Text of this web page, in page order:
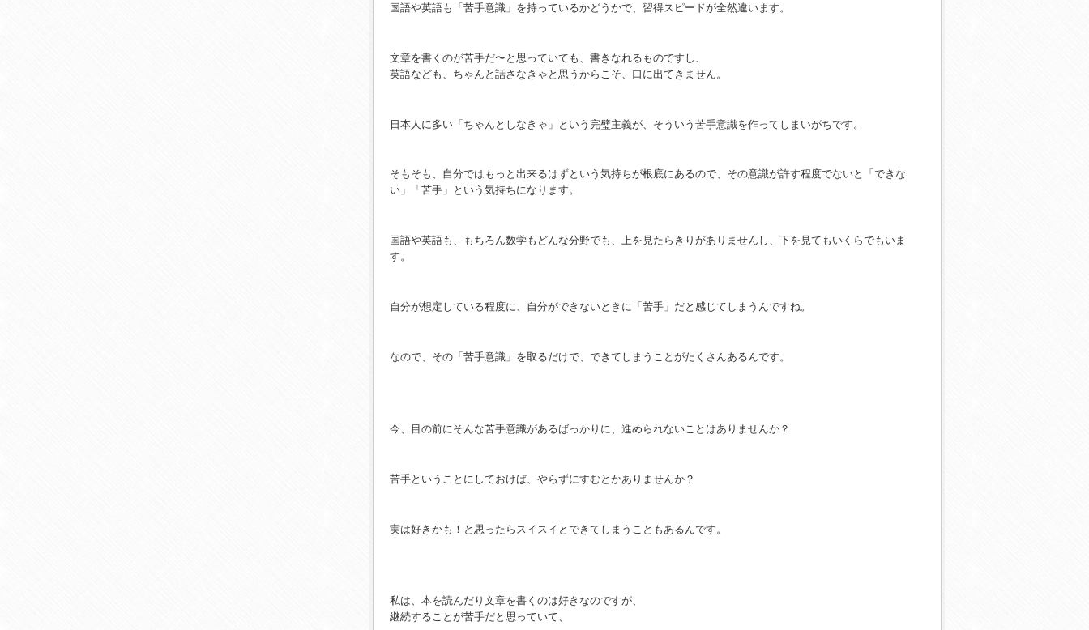
国語や英語も「苦手意識」を持っているかどうかで、習得スピードが全然違います。
文章を書くのが苦手だ〜と思っていても、書きなれるものですし、
英語なども、ちゃんと話さなきゃと思うからこそ、口に出てきません。
日本人に多い「ちゃんとしなきゃ」という完璧主義が、そういう苦手意識を作ってしまいがちです。
そもそも、自分ではもっと出来るはずという気持ちが根底にあるので、その意識が許す程度でないと「できな
い」「苦手」という気持ちになります。
国語や英語も、もちろん数学もどんな分野でも、上を見たらきりがありませんし、下を見てもいくらでもいま
す。
自分が想定している程度に、自分ができないときに「苦手」だと感じてしまうんですね。
なので、その「苦手意識」を取るだけで、できてしまうことがたくさんあるんです。
今、目の前にそんな苦手意識があるばっかりに、進められないことはありませんか？
苦手ということにしておけば、やらずにすむとかありませんか？
実は好きかも！と思ったらスイスイとできてしまうこともあるんです。
私は、本を読んだり文章を書くのは好きなのですが、
継続することが苦手だと思っていて、